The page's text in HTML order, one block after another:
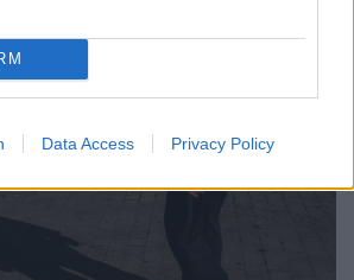
Data Access Privacy Policy